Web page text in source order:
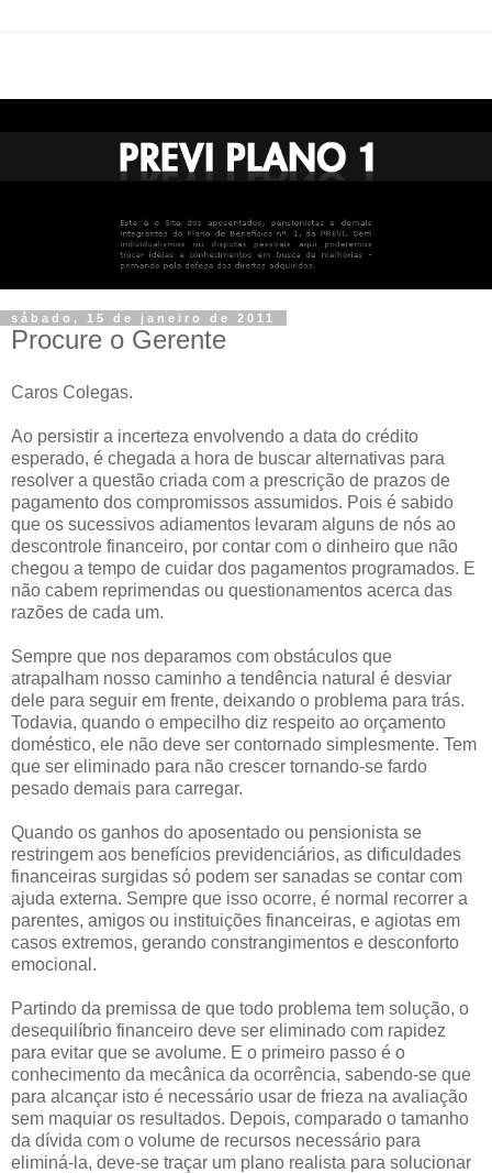
sábado, 15 de janeiro de 2011
Procure o Gerente
Caros Colegas.
Ao persistir a incerteza envolvendo a data do crédito
esperado, é chegada a hora de buscar alternativas para
resolver a questão criada com a prescrição de prazos de
pagamento dos compromissos assumidos. Pois é sabido
que os sucessivos adiamentos levaram alguns de nós ao
descontrole financeiro, por contar com o dinheiro que não
chegou a tempo de cuidar dos pagamentos programados. E
não cabem reprimendas ou questionamentos acerca das
razões de cada um.
Sempre que nos deparamos com obstáculos que
atrapalham nosso caminho a tendência natural é desviar
dele para seguir em frente, deixando o problema para trás.
Todavia, quando o empecilho diz respeito ao orçamento
doméstico, ele não deve ser contornado simplesmente. Tem
que ser eliminado para não crescer tornando-se fardo
pesado demais para carregar.
Quando os ganhos do aposentado ou pensionista se
restringem aos benefícios previdenciários, as dificuldades
financeiras surgidas só podem ser sanadas se contar com
ajuda externa. Sempre que isso ocorre, é normal recorrer a
parentes, amigos ou instituições financeiras, e agiotas em
casos extremos, gerando constrangimentos e desconforto
emocional.
Partindo da premissa de que todo problema tem solução, o
desequilíbrio financeiro deve ser eliminado com rapidez
para evitar que se avolume. E o primeiro passo é o
conhecimento da mecânica da ocorrência, sabendo-se que
para alcançar isto é necessário usar de frieza na avaliação
sem maquiar os resultados. Depois, comparado o tamanho
da dívida com o volume de recursos necessário para
eliminá-la, deve-se traçar um plano realista para solucionar